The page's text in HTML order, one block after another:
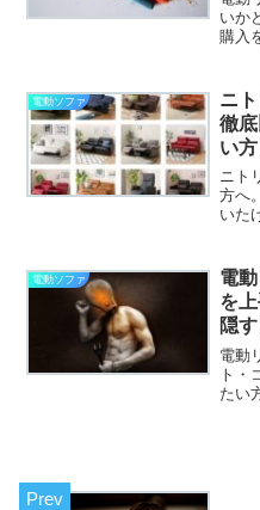
いか
購入
かあ
いま
電動ソファ
ニ
徹
い方
ニト
方へ
いた
りた
の
電動ソファ
電
を
隠す
電動
ト・
たい